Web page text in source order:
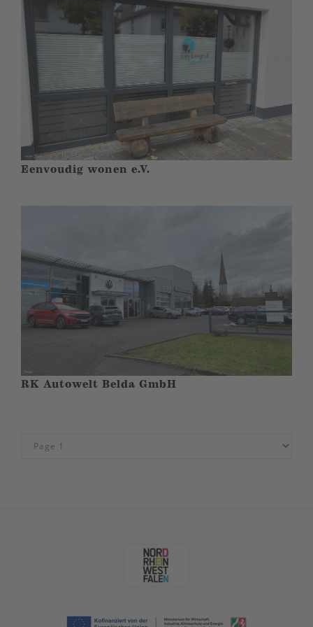
Eenvoudig wonen e.V.
RK Autowelt Belda GmbH